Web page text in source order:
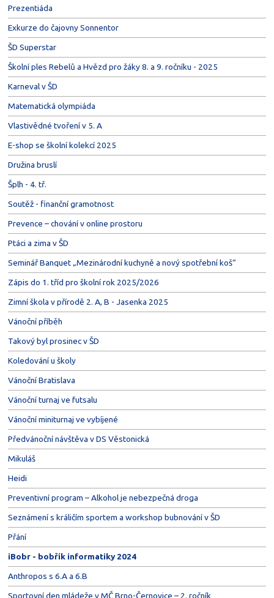
Prezentiáda
Exkurze do čajovny Sonnentor
ŠD Superstar
Školní ples Rebelů a Hvězd pro žáky 8. a 9. ročníku - 2025
Karneval v ŠD
Matematická olympiáda
Vlastivědné tvoření v 5. A
E-shop se školní kolekcí 2025
Družina bruslí
Šplh - 4. tř.
Soutěž - finanční gramotnost
Prevence – chování v online prostoru
Ptáci a zima v ŠD
Seminář Banquet „Mezinárodní kuchyně a nový spotřební koš“
Zápis do 1. tříd pro školní rok 2025/2026
Zimní škola v přírodě 2. A, B - Jasenka 2025
Vánoční příběh
Takový byl prosinec v ŠD
Koledování u školy
Vánoční Bratislava
Vánoční turnaj ve futsalu
Vánoční miniturnaj ve vybíjené
Předvánoční návštěva v DS Věstonická
Mikuláš
Heidi
Preventivní program – Alkohol je nebezpečná droga
Seznámení s králičím sportem a workshop bubnování v ŠD
Přání
iBobr - bobřík informatiky 2024
Anthropos s 6.A a 6.B
Sportovní den mládeže v MČ Brno-Černovice – 2. ročník